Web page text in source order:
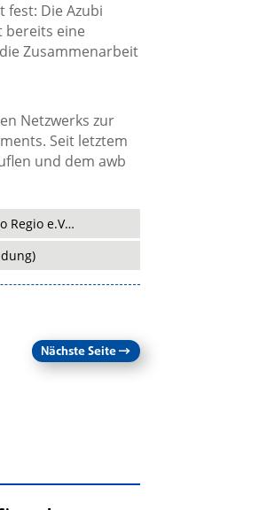
Die Azubi
bereits eine
Zusammenarbeit
Netzwerks zur
Seit letztem
und dem awb
Regio e.V…
Nächste Seite→